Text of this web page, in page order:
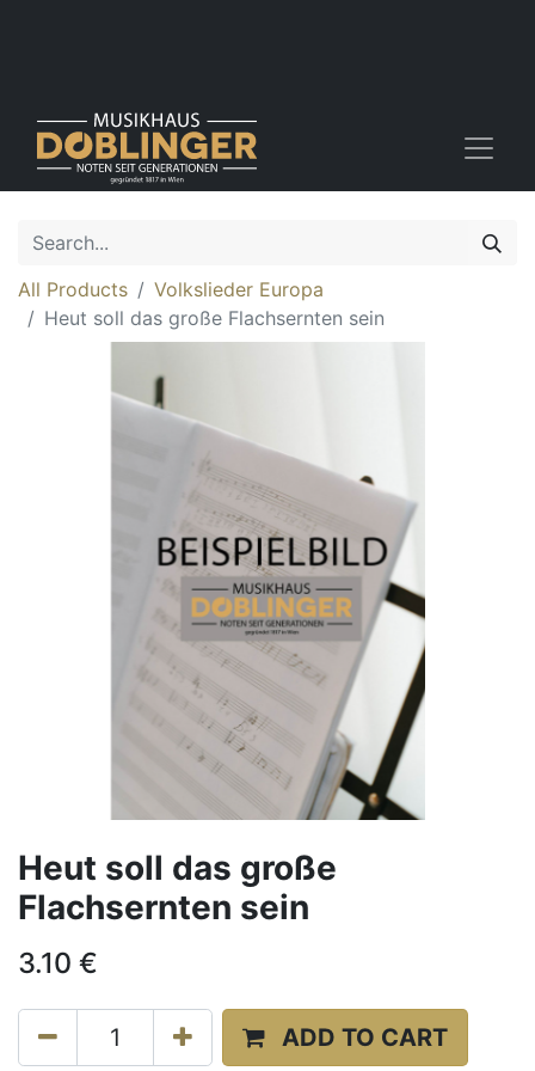
All Products
Volkslieder Europa
Heut soll das große Flachsernten sein
Heut soll das große
Flachsernten sein
3.10 €
ADD TO CART